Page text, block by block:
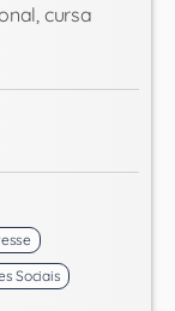
cursa
Sociais